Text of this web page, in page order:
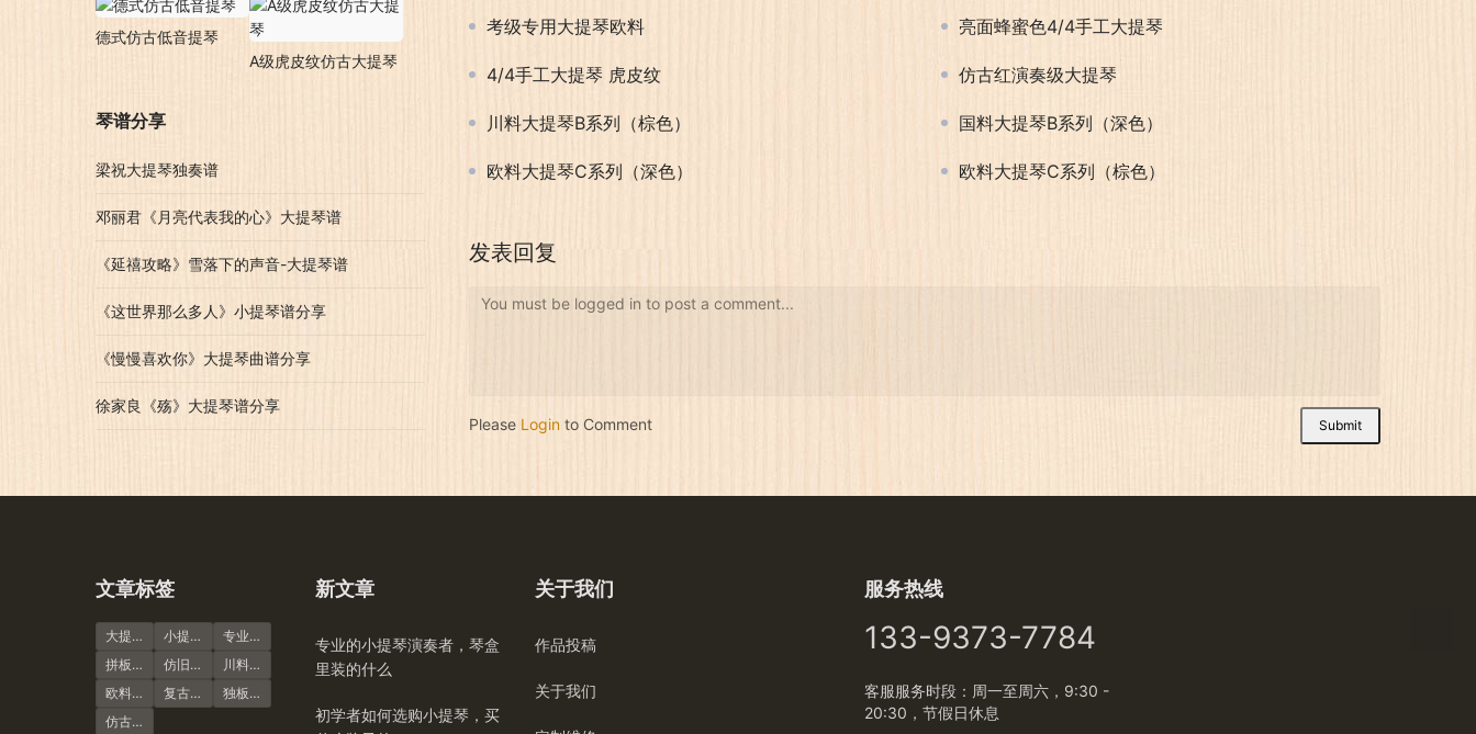
考级专用大提琴欧料 亮面蜂蜜色4/4手工大提琴
4/4手工大提琴 虎皮纹 仿古红演奏级大提琴
川料大提琴B系列（棕色） 国料大提琴B系列（深色）
欧料大提琴C系列（深色） 欧料大提琴C系列（棕色）
发表回复
You must be logged in to post a comment...
Please Login to Comment Submit
德式仿古低音提琴
A级虎皮纹仿古大提琴
琴谱分享
梁祝大提琴独奏谱
邓丽君《月亮代表我的心》大提琴谱
《延禧攻略》雪落下的声音-大提琴谱
《这世界那么多人》小提琴谱分享
《慢慢喜欢你》大提琴曲谱分享
徐家良《殇》大提琴谱分享
文章标签
大提琴 小提琴谱
专业演奏级
拼板虎纹
仿旧风格
川料小提琴
欧料小提琴
复古风格
独板虎纹
仿古大提琴
新文章
专业的小提琴演奏者，琴盒
里装的什么
初学者如何选购小提琴，买
关于我们
作品投稿
关于我们
服务热线
133-9373-7784
客服服务时段：周一至周六，9:30 -
20:30，节假日休息